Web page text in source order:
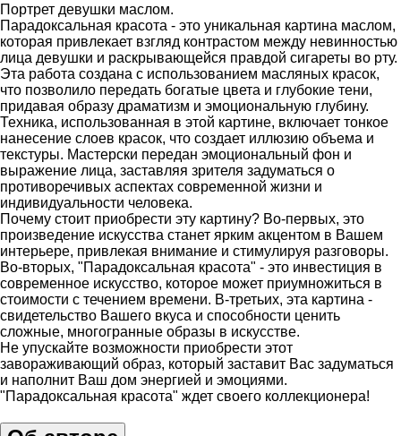
Портрет девушки маслом.
Парадоксальная красота - это уникальная картина маслом,
которая привлекает взгляд контрастом между невинностью
лица девушки и раскрывающейся правдой сигареты во рту.
Эта работа создана с использованием масляных красок,
что позволило передать богатые цвета и глубокие тени,
придавая образу драматизм и эмоциональную глубину.
Техника, использованная в этой картине, включает тонкое
нанесение слоев красок, что создает иллюзию объема и
текстуры. Мастерски передан эмоциональный фон и
выражение лица, заставляя зрителя задуматься о
противоречивых аспектах современной жизни и
индивидуальности человека.
Почему стоит приобрести эту картину? Во-первых, это
произведение искусства станет ярким акцентом в Вашем
интерьере, привлекая внимание и стимулируя разговоры.
Во-вторых, "Парадоксальная красота" - это инвестиция в
современное искусство, которое может приумножиться в
стоимости с течением времени. В-третьих, эта картина -
свидетельство Вашего вкуса и способности ценить
сложные, многогранные образы в искусстве.
Не упускайте возможности приобрести этот
завораживающий образ, который заставит Вас задуматься
и наполнит Ваш дом энергией и эмоциями.
"Парадоксальная красота" ждет своего коллекционера!